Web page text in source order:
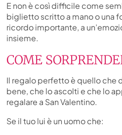
E non è così difficile come
biglietto scritto a mano o una
ricordo importante, a
insieme.
COME
Il regalo perfetto è quello che
bene, che lo ascolti e che lo
regalare a San Valentino.
Se il tuo lui è un uomo che: